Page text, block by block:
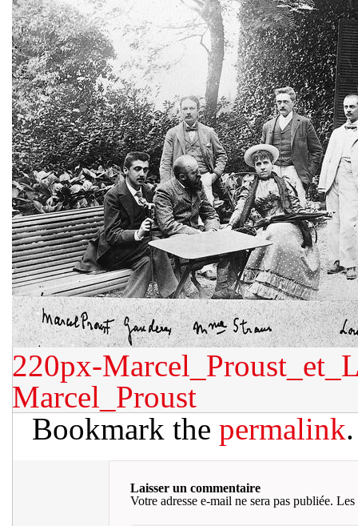
220px-
Marcel_Proust
Bookmark the permalink.
Laisser un commentaire
Votre adresse e-mail ne sera pas publiée. Les